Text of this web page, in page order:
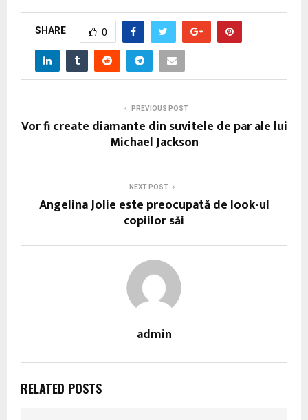
SHARE 0
PREVIOUS POST
Vor fi create diamante din suvitele de par ale lui
Michael Jackson
NEXT POST
Angelina Jolie este preocupată de look-ul
copiilor săi
admin
RELATED POSTS